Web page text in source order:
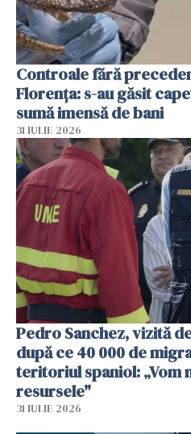
Controale fără
Florența: s-au găsit
sumă imensă de bani
31 IULIE 2026
Pedro Sanchez, vizită
după ce 40 000 de
teritoriul spaniol: „Vom
resursele"
31 IULIE 2026